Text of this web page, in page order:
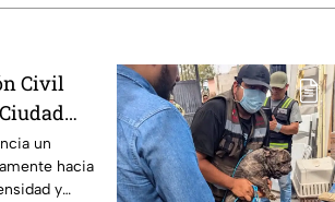
Civil
un
hacia
y